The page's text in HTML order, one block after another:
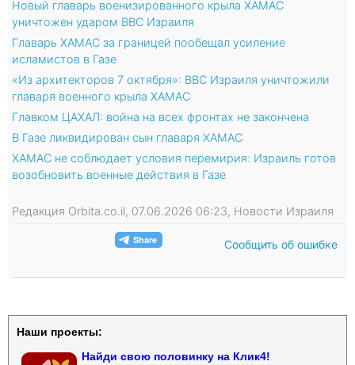
Новый главарь военизированного крыла ХАМАС
уничтожен ударом ВВС Израиля
Главарь ХАМАС за границей пообещал усиление
исламистов в Газе
«Из архитекторов 7 октября»: ВВС Израиля уничтожили
главаря военного крыла ХАМАС
Главком ЦАХАЛ: война на всех фронтах не закончена
В Газе ликвидирован сын главаря ХАМАС
ХАМАС не соблюдает условия перемирия: Израиль готов
возобновить военные действия в Газе
Редакция Orbita.co.il, 07.06.2026 06:23, Новости Израиля
Сообщить об ошибке
Наши проекты:
Найди свою половинку на Клик4!